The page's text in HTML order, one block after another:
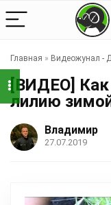
Главная » Видеожунал -
[ВИДЕО] Как
лилию
Владимир
27.07.2019